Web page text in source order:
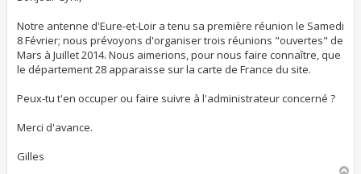
e
Notre antenne d'Eure-et-Loir a tenu sa première réunion le Samedi
8 Février; nous prévoyons d'organiser trois réunions "ouvertes" de
Mars à Juillet 2014. Nous aimerions, pour nous faire connaître, que
le département 28 apparaisse sur la carte de France du site.
Peux-tu t'en occuper ou faire suivre à l'administrateur concerné ?
Merci d'avance.
Gilles